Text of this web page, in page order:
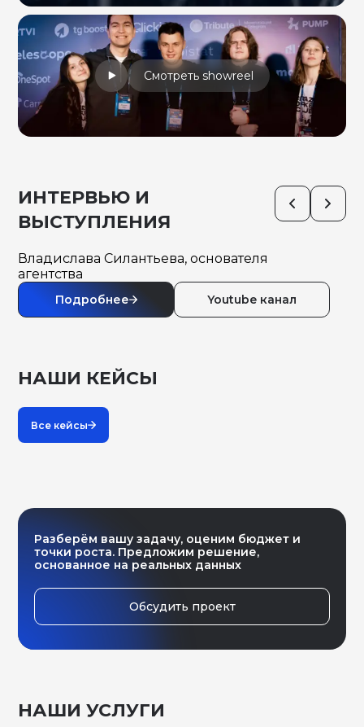
Смотреть showreel
ИНТЕРВЬЮ И
ВЫСТУПЛЕНИЯ
Владислава Силантьева, основателя
агентства
Подробнее Youtube канал
НАШИ КЕЙСЫ
Все кейсы
Разберём вашу задачу, оценим бюджет и
точки роста. Предложим решение,
основанное на реальных данных
Обсудить проект
НАШИ УСЛУГИ